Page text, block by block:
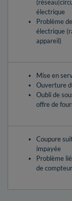
électrique
Problème
électrique
appareil)
Mise en
Ouverture
Oubli de
offre de
Coupure
impayée
Problème
de